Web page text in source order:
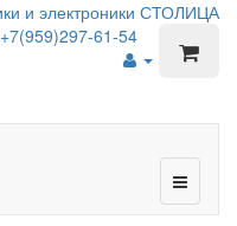
+7(959)297-61-54